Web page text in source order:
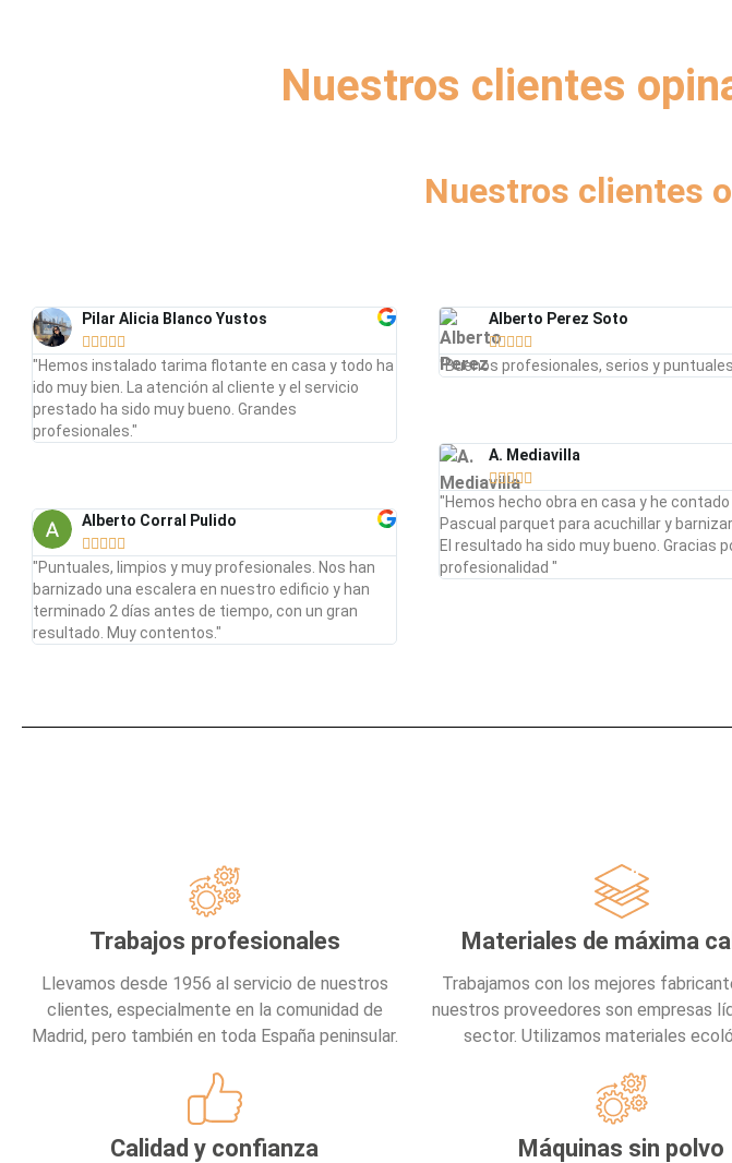
Nuestros clientes
Nuestros clientes
Pilar Alicia Blanco Yustos
    
"Hemos instalado tarima flotante en casa y todo ha
ido muy bien. La atención al cliente y el servicio
prestado ha sido muy bueno. Grandes
profesionales."
Alberto Corral Pulido
    
"Puntuales, limpios y muy profesionales. Nos han
barnizado una escalera en nuestro edificio y han
terminado 2 días antes de tiempo, con un gran
resultado. Muy contentos."
Alberto Perez Soto
   
"Buenos profesionales, serios y
A. Mediavilla
 
"Hemos hecho obra en casa y he contado
Pascual parquet para acuchillar y barnizar
El resultado ha sido muy bueno. Gracias
profesionalidad "
Trabajos profesionales
Llevamos desde 1956 al servicio de nuestros
clientes, especialmente en la comunidad de
Madrid, pero también en toda España peninsular.
Calidad y confianza
Materiales de máxima
Trabajamos con los mejores
nuestros proveedores son empresas
sector. Utilizamos materiales
Máquinas sin polvo